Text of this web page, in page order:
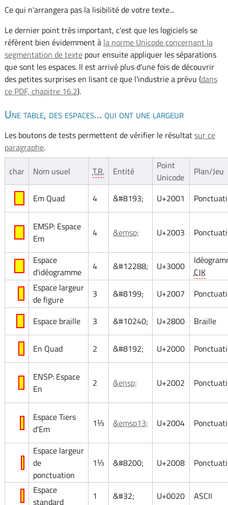
Ce qui n'arrangera pas la lisibilité de votre texte...
Le dernier point très important, c'est que les logiciels se
réfèrent bien évidemment à la norme Unicode concernant la
segmentation de textepour ensuite appliquer les séparations
que sont les espaces. Il est arrivé plus d'une fois de découvrir
des petites surprises en lisant ce que l'industrie a prévu (dans
ce PDF, chapitre 16.2).
Une table, des espaces… qui ont une largeur
Les boutons de tests permettent de vérifier le résultatsur ce
paragraphe.
char
Nom usuel T.R. Entité
Point
Unicode
Plan/Jeu
Em Quad 4 &#8193; U+2001
EMSP: Espace
Em
4 &emsp; U+2003
Espace
d'idéogramme
4 &#12288; U+3000
CJK
Espace largeur
de figure
3 &#8199; U+2007
Espace braille 3 &#10240; U+2800 Braille
En Quad 2 &#8192; U+2000
ENSP: Espace
En
2 &ensp; U+2002
Espace Tiers
d'Em
1⅓ &emsp13; U+2004
Espace largeur
de
ponctuation
1⅓ &#8200; U+2008
Espace
standard
1 &#32; U+0020 ASCII